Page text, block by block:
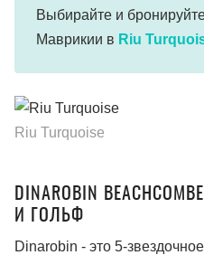
Выбирайте и
Маврикии в Riu
Riu Turquoise
DINAROBIN
И ГОЛЬФ
Dinarobin - это 5-